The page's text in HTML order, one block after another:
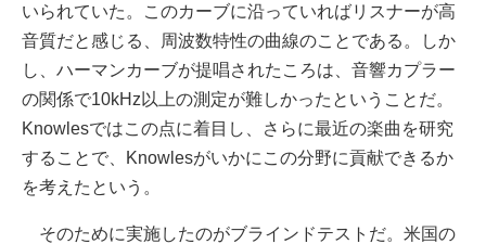
いられていた。このカーブに沿っていればリスナーが高
音質だと感じる、周波数特性の曲線のことである。しか
し、ハーマンカーブが提唱されたころは、音響カプラー
の関係で10kHz以上の測定が難しかったということだ。
Knowlesではこの点に着目し、さらに最近の楽曲を研究
することで、Knowlesがいかにこの分野に貢献できるか
を考えたという。
そのために実施したのがブラインドテストだ。米国の